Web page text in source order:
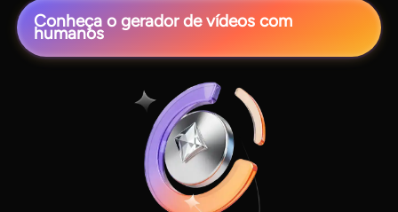
Conheça o gerador de vídeos com
humanos